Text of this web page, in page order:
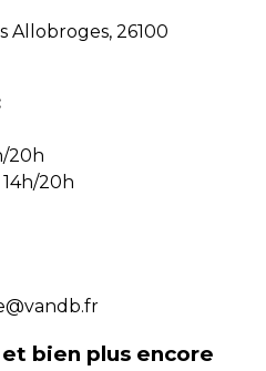
Allobroges, 26100
20h
20h
bien plus encore